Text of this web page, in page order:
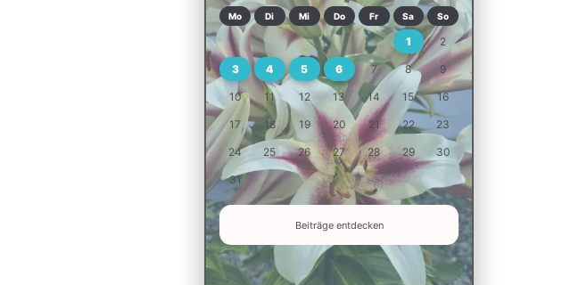
Mo Di Mi Do Fr Sa So
1 2
3 4 5 6 7 8 9
10 11 12 13 14 15 16
17 18 19 20 21 22 23
24 25 26 27 28 29 30
31
Beiträge entdecken